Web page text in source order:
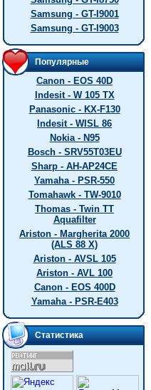
Samsung - GT-I9001
Samsung - GT-I9003
Популярные
Canon - EOS 40D
Indesit - W 105 TX
Panasonic - KX-F130
Indesit - WISL 86
Nokia - N95
Bosch - SRV55T03EU
Sharp - AH-AP24CE
Yamaha - PSR-550
Tomahawk - TW-9010
Thomas - Twin TT
Aquafilter
Ariston - Margherita 2000
(ALS 88 X)
Ariston - AVSL 105
Ariston - AVL 100
Canon - EOS 400D
Yamaha - PSR-E403
Статистика